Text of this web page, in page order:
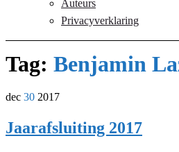
Auteurs
Privacyverklaring
Tag: Benjamin
dec 30 2017
Jaarafsluiting 2017